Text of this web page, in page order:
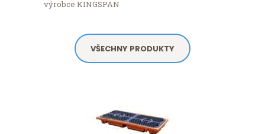
výrobce KINGSPAN
VŠECHNY PRODUKTY